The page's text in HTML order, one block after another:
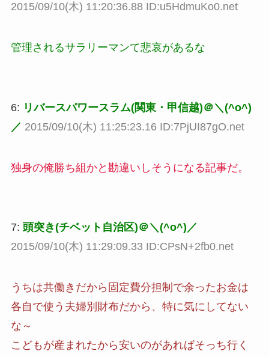
2015/09/10(木) 11:20:36.88 ID:u5HdmuKo0.net
管理されるサラリーマンて悲哀があるな
6: リバースパワースラム(関東・甲信越)＠＼(^o^)
／ 2015/09/10(木) 11:25:23.16 ID:7PjUI87gO.net
独身の俺勝ち組かと勘違いしそうになる記事だ。
7: 頭突き(チベット自治区)＠＼(^o^)／
2015/09/10(木) 11:29:09.33 ID:CPsN+2fb0.net
うちは共働きだから固定費分担制で余ったお金は
各自で使う夫婦別財布だから、特に気にしてない
な～
こどもが産まれたから安いのがあればそっち行く